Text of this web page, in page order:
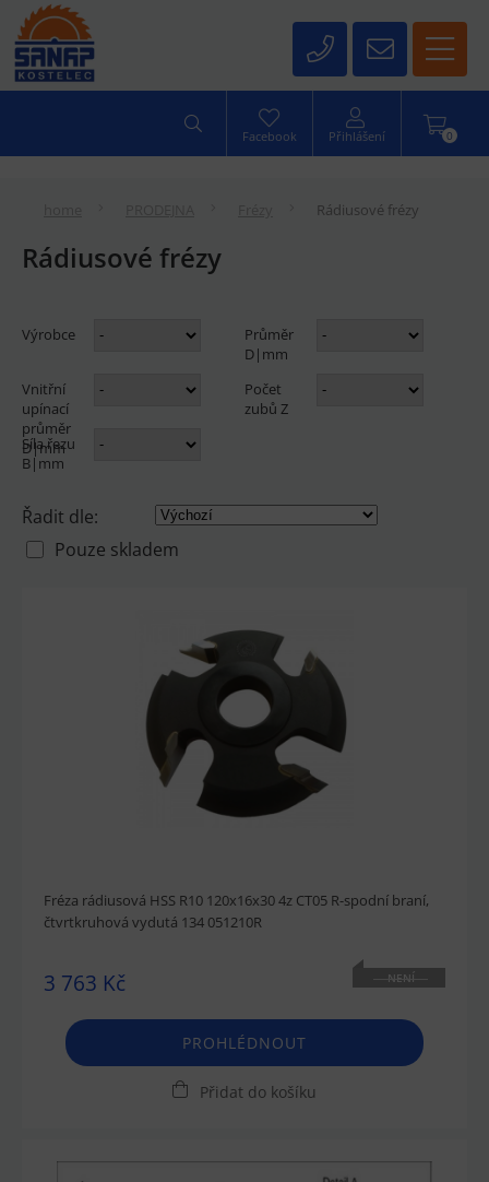
0
Facebook Přihlášení
Rádiusové frézy
Rádiusové frézy
Výrobce
Průměr
D|mm
Vnitřní
upínací
průměr
D|mm
Počet
zubů Z
Síla řezu
B|mm
Řadit dle:
Pouze skladem
Fréza rádiusová HSS R10 120x16x30 4z CT05 R-spodní braní,
čtvrtkruhová vydutá 134 051210R
3 763 Kč
NENÍ
PROHLÉDNOUT
Přidat do košíku